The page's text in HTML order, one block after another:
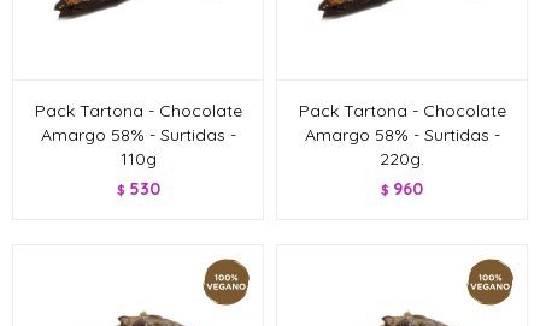
Pack Tartona - Chocolate
Amargo 58% - Surtidas -
110g
$ 530
Pack Tartona - Chocolate
Amargo 58% - Surtidas -
220g.
$ 960